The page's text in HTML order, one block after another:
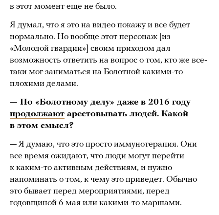
в этот момент еще не было.
Я думал, что я это на видео покажу и все будет
нормально. Но вообще этот персонаж [из
«Молодой гвардии»] своим приходом дал
возможность ответить на вопрос о том, кто же все-
таки мог заниматься на Болотной какими-то
плохими делами.
— По «Болотному делу» даже в 2016 году
продолжают арестовывать людей. Какой
в этом смысл?
— Я думаю, что это просто иммунотерапия. Они
все время ожидают, что люди могут перейти
к каким-то активным действиям, и нужно
напоминать о том, к чему это приведет. Обычно
это бывает перед мероприятиями, перед
годовщиной 6 мая или какими-то маршами.